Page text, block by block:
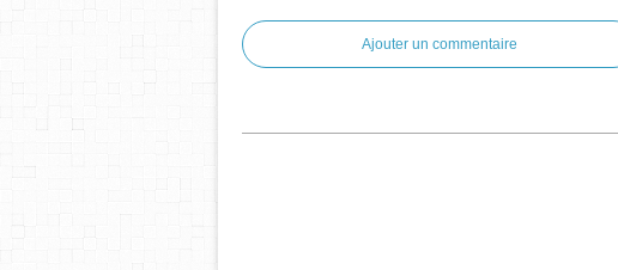
Ajouter un commentaire